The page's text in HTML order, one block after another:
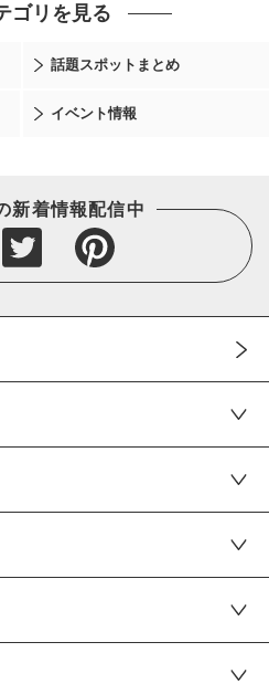
ゴリを見る
話題スポットまとめ
イベント情報
新着情報配信中